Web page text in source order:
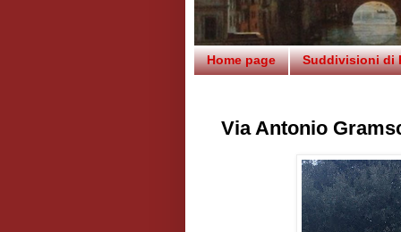
Home page Suddivisioni di
Via Antonio